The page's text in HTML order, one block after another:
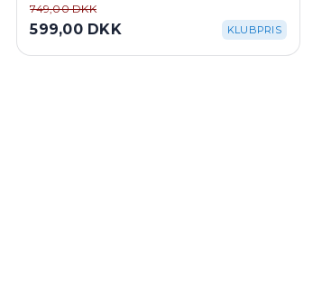
749,00 DKK
599,00 DKK KLUBPRIS